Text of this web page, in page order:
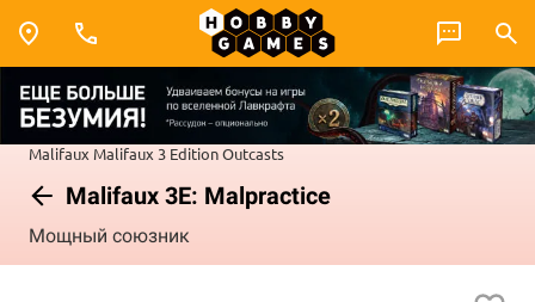
Malifaux Malifaux 3 EditionOutcasts
Malifaux 3E: Malpractice
Мощный союзник